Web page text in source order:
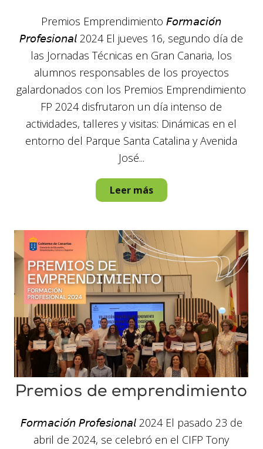
Premios Emprendimiento 𝘍𝘰𝘳𝘮𝘢𝘤𝘪𝘰́𝘯
𝘗𝘳𝘰𝘧𝘦𝘴𝘪𝘰𝘯𝘢𝘭 2024 El jueves 16, segundo día de
las Jornadas Técnicas en Gran Canaria, los
alumnos responsables de los proyectos
galardonados con los Premios Emprendimiento
FP 2024 disfrutaron un día intenso de
actividades, talleres y visitas: Dinámicas en el
entorno del Parque Santa Catalina y Avenida
José...
Leer más
Premios de emprendimiento
𝘍𝘰𝘳𝘮𝘢𝘤𝘪𝘰́𝘯 𝘗𝘳𝘰𝘧𝘦𝘴𝘪𝘰𝘯𝘢𝘭 2024 El pasado 23 de
abril de 2024, se celebró en el CIFP Tony